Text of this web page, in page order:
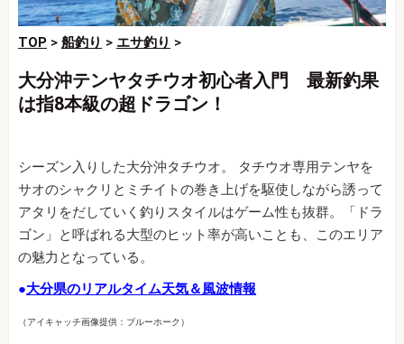
TOP > 船釣り > エサ釣り >
大分沖テンヤタチウオ初心者入門 最新釣果
は指8本級の超ドラゴン！
シーズン入りした大分沖タチウオ。 タチウオ専用テンヤを
サオのシャクリとミチイトの巻き上げを駆使しながら誘って
アタリをだしていく釣りスタイルはゲーム性も抜群。「ドラ
ゴン」と呼ばれる大型のヒット率が高いことも、このエリア
の魅力となっている。
●大分県のリアルタイム天気＆風波情報
（アイキャッチ画像提供：ブルーホーク）